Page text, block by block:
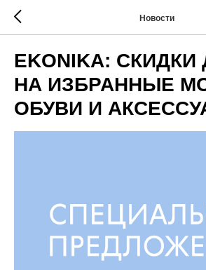
Новости
EKONIKA: СКИДКИ
НА ИЗБРАННЫЕ
ОБУВИ И